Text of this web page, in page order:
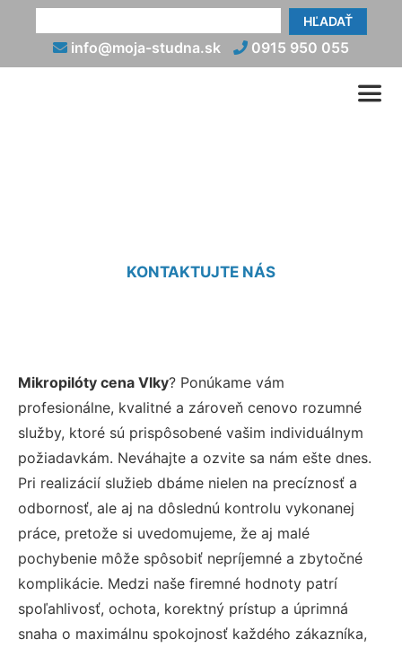
HĽADAŤ
info@moja-studna.sk 0915 950 055
KONTAKTUJTE NÁS
Mikropilóty cena Vlky? Ponúkame vám
profesionálne, kvalitné a zároveň cenovo rozumné
služby, ktoré sú prispôsobené vašim individuálnym
požiadavkám. Neváhajte a ozvite sa nám ešte dnes.
Pri realizácií služieb dbáme nielen na precíznosť a
odbornosť, ale aj na dôslednú kontrolu vykonanej
práce, pretože si uvedomujeme, že aj malé
pochybenie môže spôsobiť nepríjemné a zbytočné
komplikácie. Medzi naše firemné hodnoty patrí
spoľahlivosť, ochota, korektný prístup a úprimná
snaha o maximálnu spokojnosť každého zákazníka,